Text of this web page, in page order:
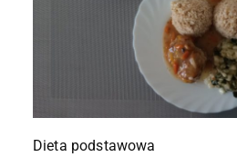
Dieta podstawowa